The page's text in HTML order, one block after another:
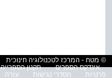
© מטח - המרכז לטכנולוגיה חינוכית
אינדקס הספרים
תקנון הספרייה
פרטיות
הסדרי נגישות עזרה